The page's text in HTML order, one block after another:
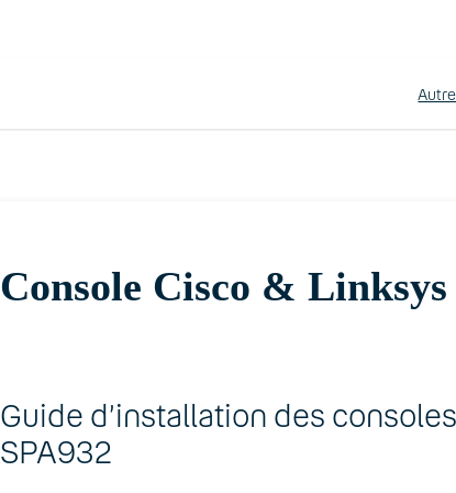
Autre
Console Cisco & Linksys
Guide d’installation des
SPA932